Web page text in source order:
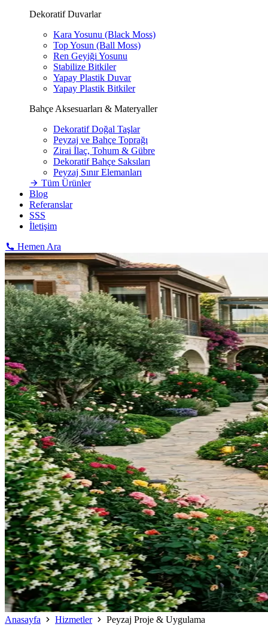
Dekoratif Duvarlar
Kara Yosunu (Black Moss)
Top Yosun (Ball Moss)
Ren Geyiği Yosunu
Stabilize Bitkiler
Yapay Plastik Duvar
Yapay Plastik Bitkiler
Bahçe Aksesuarları & Materyaller
Dekoratif Doğal Taşlar
Peyzaj ve Bahçe Toprağı
Zirai İlaç, Tohum & Gübre
Dekoratif Bahçe Saksıları
Peyzaj Sınır Elemanları
Tüm Ürünler
Blog
Referanslar
SSS
İletişim
Hemen Ara
Anasayfa Hizmetler Peyzaj Proje & Uygulama